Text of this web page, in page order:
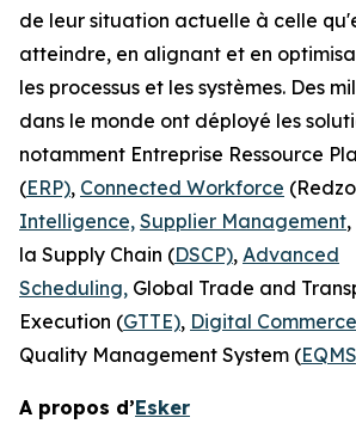
de leur situation actuelle à celle
atteindre, en alignant et en
les processus et les systèmes. Des
dans le monde ont déployé les
notamment Entreprise Ressource
(ERP), Connected Workforce
Intelligence, Supplier Management
la Supply Chain (DSCP), Advanced
Scheduling, Global Trade and
Execution (GTTE), Digital Commerce
Quality Management System (
A propos d’Esker